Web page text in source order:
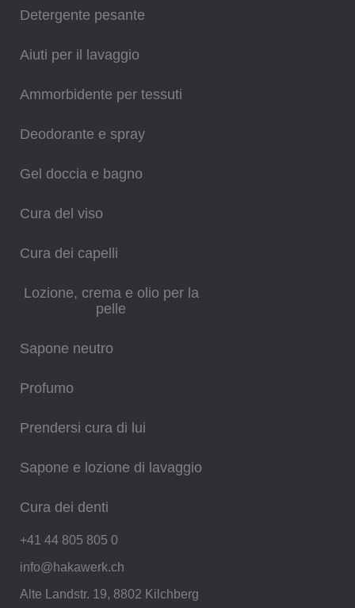
Detergente pesante
Aiuti per il lavaggio
Ammorbidente per tessuti
Deodorante e spray
Gel doccia e bagno
Cura del viso
Cura dei capelli
Lozione, crema e olio per la
pelle
Sapone neutro
Profumo
Prendersi cura di lui
Sapone e lozione di lavaggio
Cura dei denti
+41 44 805 805 0
info@hakawerk.ch
Alte Landstr. 19, 8802 Kilchberg